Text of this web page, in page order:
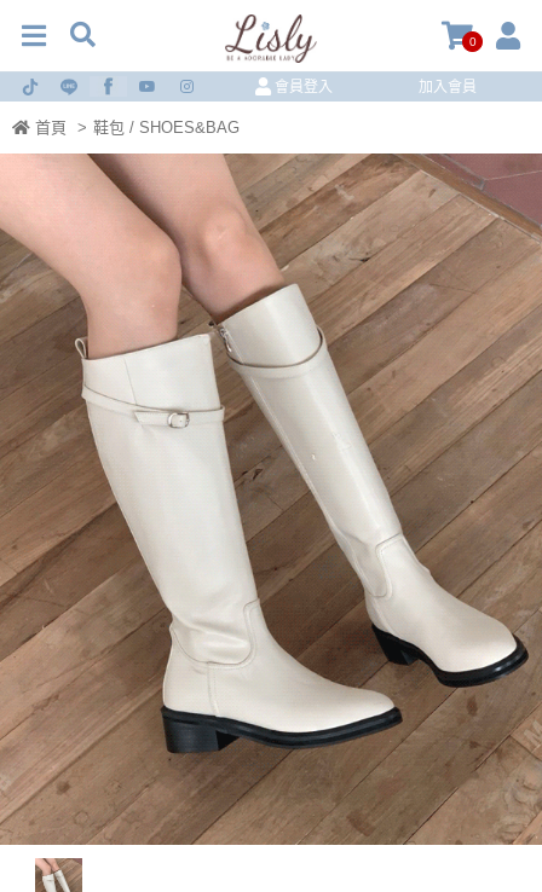
0
會員登入 加入會員
首頁 > 鞋包 / SHOES&BAG